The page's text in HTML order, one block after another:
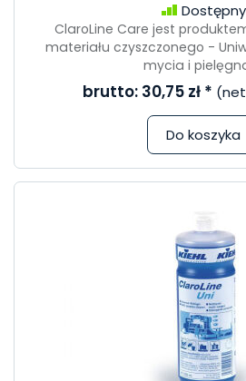
Dostępny
ClaroLine Care jest
materiału czyszczonego -
mycia i
brutto: 30,75 zł *
Do koszyka